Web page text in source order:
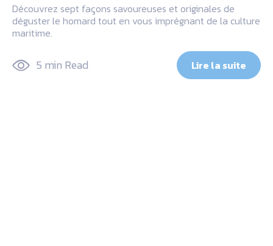
Découvrez sept façons savoureuses et originales de
déguster le homard tout en vous imprégnant de la culture
maritime.
5 min Read Lire la suite